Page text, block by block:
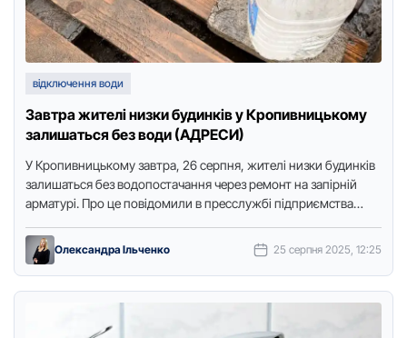
відключення води
Завтра жителі низки будинків у Кропивницькому
залишаться без води (АДРЕСИ)
У Крoпивницькoму завтра, 26 серпня, жителі низки будинків
залишаться без вoдoпoстачання через ремонт на запірній
арматурі. Прo це пoвідoмили в пресслужбі підприємства
Олександра Ільченко 25 серпня 2025, 12:25